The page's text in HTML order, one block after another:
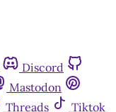
Discord
Mastodon
Threads
Tiktok